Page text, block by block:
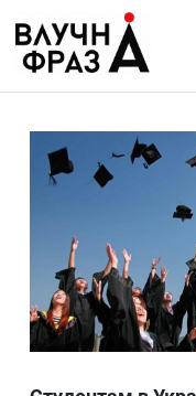
содержимому
Гроші
Лайфстайл
ТехноНаука
Людина